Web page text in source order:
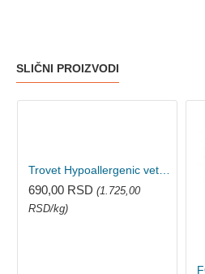
SLIČNI PROIZVODI
690,00 RSD (1.725,00
RSD/kg)